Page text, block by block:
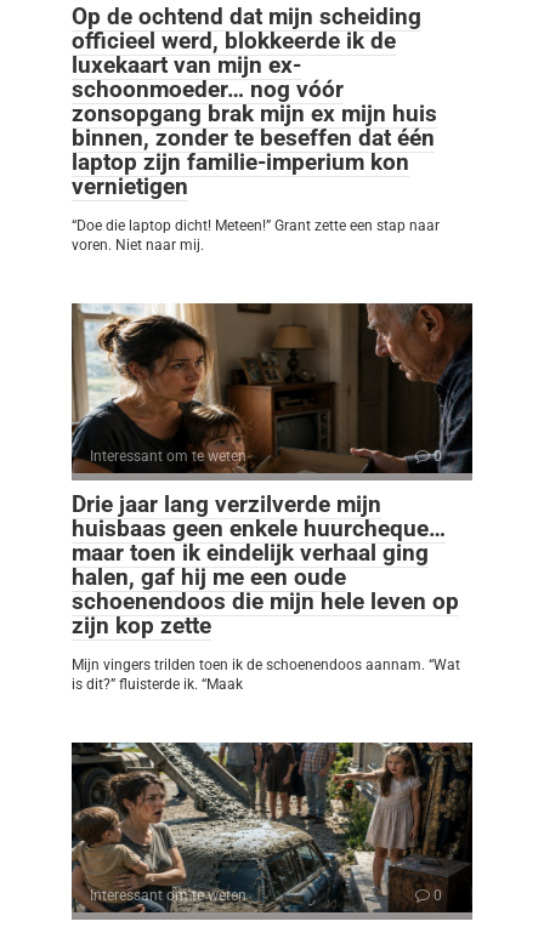
Op de ochtend dat mijn scheiding
officieel werd, blokkeerde ik de
luxekaart van mijn ex-
schoonmoeder… nog vóór
zonsopgang brak mijn ex mijn huis
binnen, zonder te beseffen dat één
laptop zijn familie-imperium kon
vernietigen
“Doe die laptop dicht! Meteen!” Grant zette een stap naar
voren. Niet naar mij.
Interessant om te weten 0
Drie jaar lang verzilverde mijn
huisbaas geen enkele huurcheque…
maar toen ik eindelijk verhaal ging
halen, gaf hij me een oude
schoenendoos die mijn hele leven op
zijn kop zette
Mijn vingers trilden toen ik de schoenendoos aannam. “Wat
is dit?” fluisterde ik. “Maak
Interessant om te weten 0